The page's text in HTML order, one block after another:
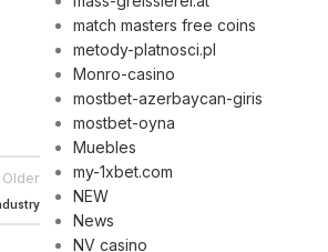
Older
match masters free coins
metody-platnosci.pl
Monro-casino
mostbet-azerbaycan-giris
mostbet-oyna
Muebles
my-1xbet.com
NEW
News
NV casino